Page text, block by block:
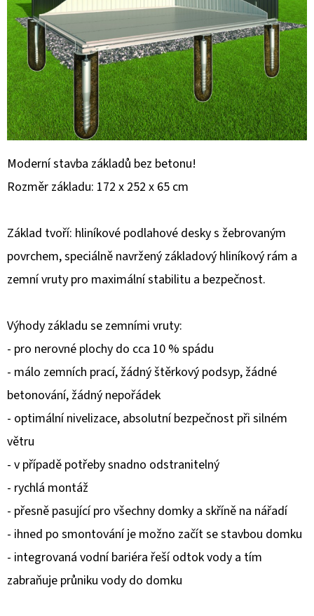
Moderní stavba základů bez betonu!
Rozměr základu: 172 x 252 x 65 cm
Základ tvoří: hliníkové podlahové desky s žebrovaným
povrchem, speciálně navržený základový hliníkový rám a
zemní vruty pro maximální stabilitu a bezpečnost.
Výhody základu se zemními vruty:
- pro nerovné plochy do cca 10 % spádu
- málo zemních prací, žádný štěrkový podsyp, žádné
betonování, žádný nepořádek
- optimální nivelizace, absolutní bezpečnost při silném
větru
- v případě potřeby snadno odstranitelný
- rychlá montáž
- přesně pasující pro všechny domky a skříně na nářadí
- ihned po smontování je možno začít se stavbou domku
- integrovaná vodní bariéra řeší odtok vody a tím
zabraňuje průniku vody do domku
T
E
N
A
J
Í
T
?
HLEDAT
D
O
P
O
R
U
Č
U
J
E
M
E